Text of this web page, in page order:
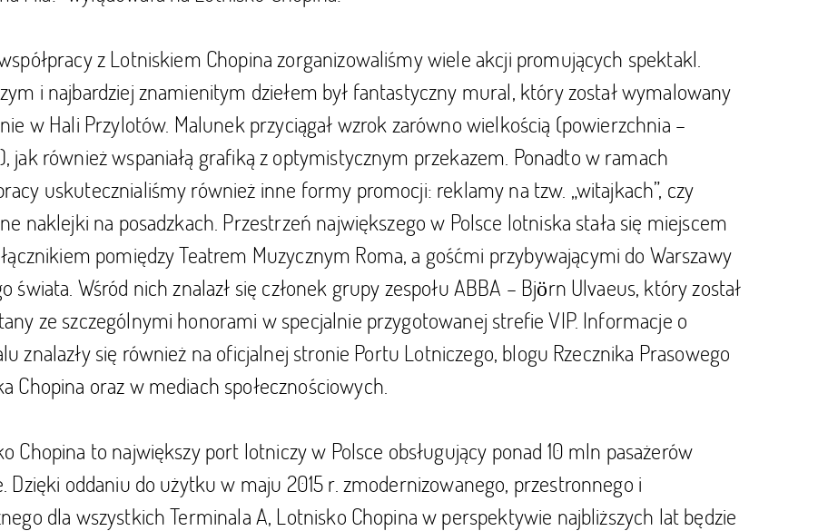
z Lotniskiem Chopina zorganizowaliśmy wiele akcji promujących spektakl.
i najbardziej znamienitym dziełem był fantastyczny mural, który został wymalowany
w Hali Przylotów. Malunek przyciągał wzrok zarówno wielkością (powierzchnia –
jak również wspaniałą grafiką z optymistycznym przekazem. Ponadto w ramach
uskutecznialiśmy również inne formy promocji: reklamy na tzw. „witajkach”, czy
naklejki na posadzkach. Przestrzeń największego w Polsce lotniska stała się miejscem
pomiędzy Teatrem Muzycznym Roma, a gośćmi przybywającymi do Warszawy
świata. Wśród nich znalazł się członek grupy zespołu ABBA – Björn Ulvaeus, który został
ze szczególnymi honorami w specjalnie przygotowanej strefie VIP. Informacje o
znalazły się również na oficjalnej stronie Portu Lotniczego, blogu Rzecznika Prasowego
Chopina oraz w mediach społecznościowych.
Chopina to największy port lotniczy w Polsce obsługujący ponad 10 mln pasażerów
Dzięki oddaniu do użytku w maju 2015 r. zmodernizowanego, przestronnego i
dla wszystkich Terminala A, Lotnisko Chopina w perspektywie najbliższych lat będzie